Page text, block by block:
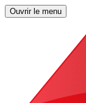
Ouvrir le menu